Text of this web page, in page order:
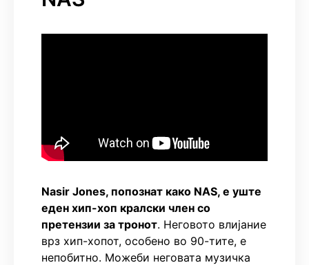
Nasir Jones, попознат како NAS, е уште
еден хип-хоп кралски член со
претензии за тронот. Неговото влијание
врз хип-хопот, особено во 90-тите, е
непобитно. Можеби неговата музичка